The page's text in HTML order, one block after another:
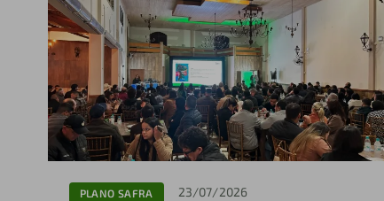
PLANO SAFRA 23/07/2026